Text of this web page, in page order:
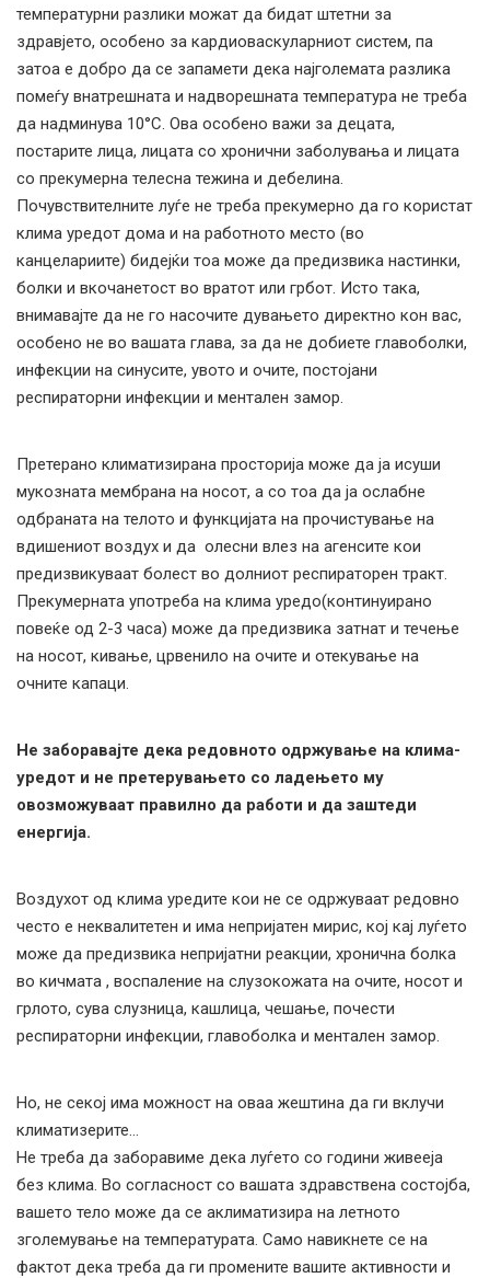
температурни разлики можат да бидат штетни за
здравјето, особено за кардиоваскуларниот систем, па
затоа е добро да се запамети дека најголемата разлика
помеѓу внатрешната и надворешната температура не треба
да надминува 10°C. Ова особено важи за децата,
постарите лица, лицата со хронични заболувања и лицата
со прекумерна телесна тежина и дебелина.
Почувствителните луѓе не треба прекумерно да го користат
клима уредот дома и на работното место (во
канцелариите) бидејќи тоа може да предизвика настинки,
болки и вкочанетост во вратот или грбот. Исто така,
внимавајте да не го насочите дувањето директно кон вас,
особено не во вашата глава, за да не добиете главоболки,
инфекции на синусите, увото и очите, постојани
респираторни инфекции и ментален замор.
Претерано климатизирана просторија може да ја исуши
мукозната мембрана на носот, а со тоа да ја ослабне
одбраната на телото и функцијата на прочистување на
вдишениот воздух и да олесни влез на агенсите кои
предизвикуваат болест во долниот респираторен тракт.
Прекумерната употреба на клима уредо(континуирано
повеќе од 2-3 часа) може да предизвика затнат и течење
на носот, кивање, црвенило на очите и отекување на
очните капаци.
Не заборавајте дека редовното одржување на клима-
уредот и не претерувањето со ладењето му
овозможуваат правилно да работи и да заштеди
енергија.
Воздухот од клима уредите кои не се одржуваат редовно
често е неквалитетен и има непријатен мирис, кој кај луѓето
може да предизвика непријатни реакции, хронична болка
во кичмата , воспаление на слузокожата на очите, носот и
грлото, сува слузница, кашлица, чешање, почести
респираторни инфекции, главоболка и ментален замор.
Но, не секој има можност на оваа жештина да ги вклучи
климатизерите…
Не треба да заборавиме дека луѓето со години живееја
без клима. Во согласност со вашата здравствена состојба,
вашето тело може да се аклиматизира на летното
зголемување на температурата. Само навикнете се на
фактот дека треба да ги промените вашите активности и